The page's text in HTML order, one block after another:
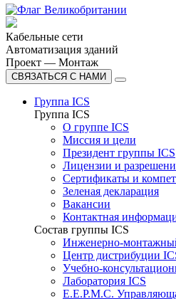
Кабельные сети
Автоматизация зданий
Проект — Монтаж
СВЯЗАТЬСЯ С НАМИ
Группа ICS
Группа ICS
О группе ICS
Миссия и цели
Президент группы ICS
Лицензии и
Сертификаты и
Зеленая декларация
Вакансии
Контактная
Состав группы ICS
Инженерно-
Центр дистрибуции
Учебно-
Лаборатория ICS
E.E.P.M.C.